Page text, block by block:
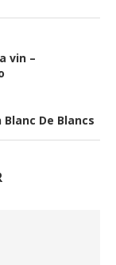
vin –
De Blancs